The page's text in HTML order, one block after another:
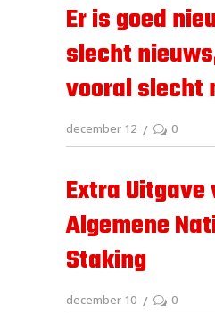
Er is goed
slecht
vooral slecht
december 12 0
Extra Uitgave
Algemene
Staking
december 10 0